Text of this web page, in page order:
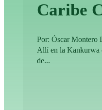
Caribe
Por: Óscar Montero
Allí en la Kankurwa
de...